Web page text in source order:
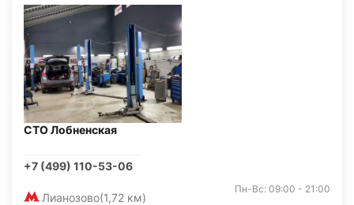
СТО Лобненская
+7 (499) 110-53-06
Лианозово(1,72 км)
Пн-Вс: 09:00 - 21:00